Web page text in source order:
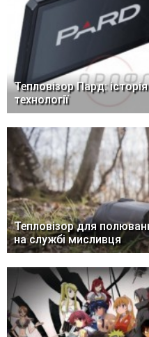
Тепловізор Пард:
технології
Тепловізор для
на службі мисливця